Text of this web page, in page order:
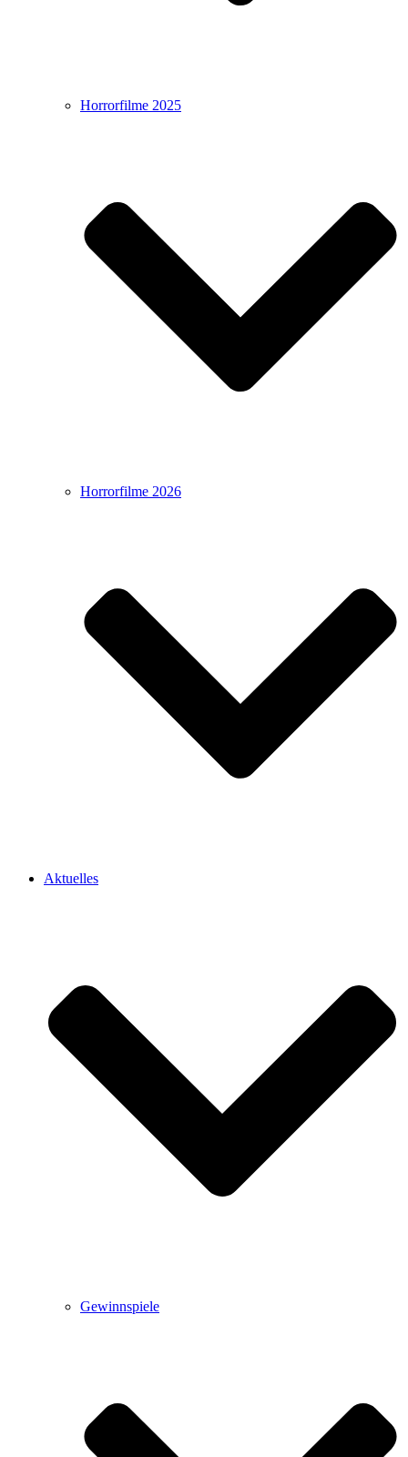
Horrorfilme 2025
Horrorfilme 2026
Aktuelles
Gewinnspiele